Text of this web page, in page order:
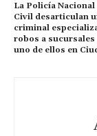
La Policía
Civil desarticulan
criminal
robos a sucursales
uno de ellos en